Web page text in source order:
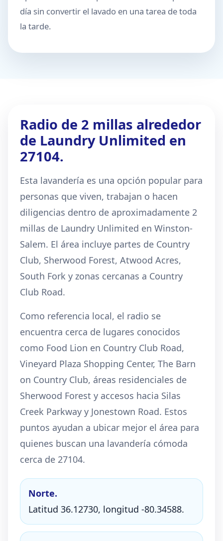
día sin convertir el lavado en una tarea de toda
la tarde.
Radio de 2 millas alrededor
de Laundry Unlimited en
27104.
Esta lavandería es una opción popular para
personas que viven, trabajan o hacen
diligencias dentro de aproximadamente 2
millas de Laundry Unlimited en Winston-
Salem. El área incluye partes de Country
Club, Sherwood Forest, Atwood Acres,
South Fork y zonas cercanas a Country
Club Road.
Como referencia local, el radio se
encuentra cerca de lugares conocidos
como Food Lion en Country Club Road,
Vineyard Plaza Shopping Center, The Barn
on Country Club, áreas residenciales de
Sherwood Forest y accesos hacia Silas
Creek Parkway y Jonestown Road. Estos
puntos ayudan a ubicar mejor el área para
quienes buscan una lavandería cómoda
cerca de 27104.
Norte.
Latitud 36.12730, longitud -80.34588.